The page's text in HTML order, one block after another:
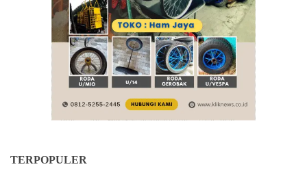
TERPOPULER